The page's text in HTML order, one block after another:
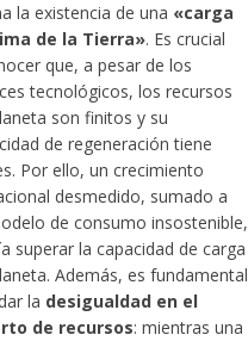
la existencia de una «carga
de la Tierra». Es crucial
que, a pesar de los
tecnológicos, los recursos
son finitos y su
de regeneración tiene
Por ello, un crecimiento
desmedido, sumado a
de consumo insostenible,
superar la capacidad de carga
Además, es fundamental
la desigualdad en el
de recursos: mientras una